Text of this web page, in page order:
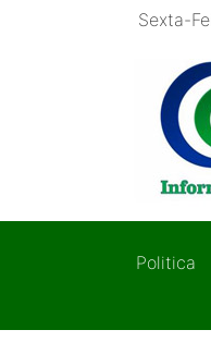
Sexta-
Politica